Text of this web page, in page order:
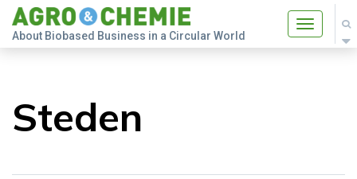
Toggle
About Biobased Business in a Circular World
Steden